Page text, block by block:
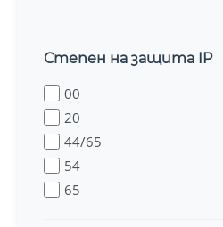
Степен на защита IP
00
20
44/65
54
65